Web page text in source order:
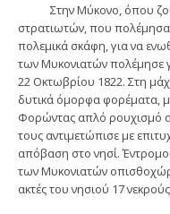
Στην Μύκονο, όπου
στρατιωτών, που
πολεμικά σκάφη, για να
των Μυκονιατών πολέμησε
22 Οκτωβρίου 1822. Στη
δυτικά όμορφα φορέματα,
Φορώντας απλό ρουχισμό
τους αντιμετώπισε με
απόβαση στο νησί.
των Μυκονιατών
ακτές του νησιού 17